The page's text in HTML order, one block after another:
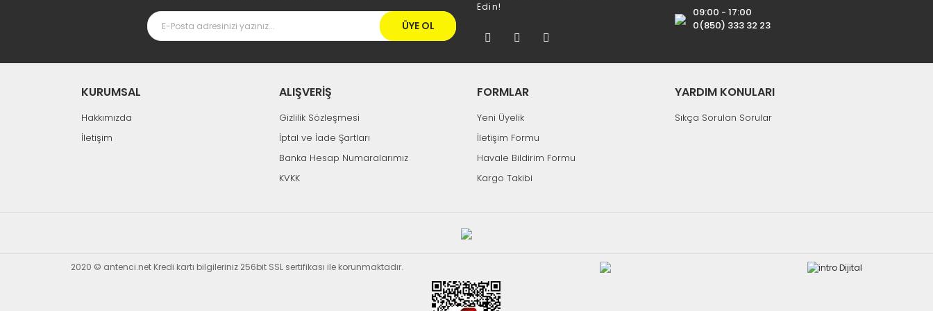
ÜYE OL
Edin!
09:00 - 17:00
0(850) 333 32 23
KURUMSAL
Hakkımızda
İletişim
ALIŞVERİŞ
Gizlilik Sözleşmesi
İptal ve İade Şartları
Banka Hesap Numaralarımız
KVKK
FORMLAR
Yeni Üyelik
İletişim Formu
Havale Bildirim Formu
Kargo Takibi
YARDIM KONULARI
Sıkça Sorulan Sorular
2020 © antenci.net Kredi kartı bilgileriniz 256bit SSL sertifikası ile korunmaktadır.